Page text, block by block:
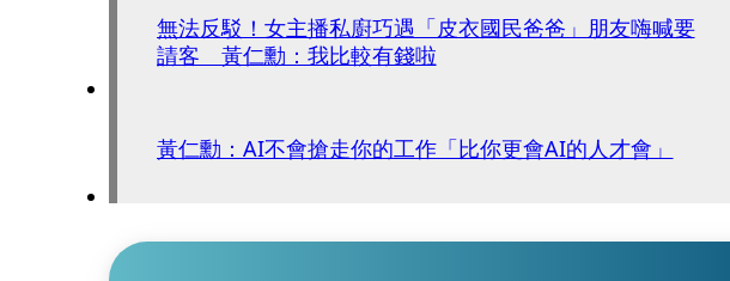
無法反駁！女主播私廚巧遇「皮衣國民爸爸」朋友嗨喊要
請客 黃仁勳：我比較有錢啦
黃仁勳：AI不會搶走你的工作「比你更會AI的人才會」